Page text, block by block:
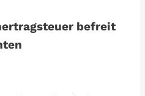
befreit